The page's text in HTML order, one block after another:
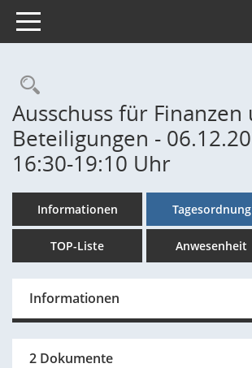
Toggle navigation
Rechercheauswahl
Ausschuss für Finanzen
Beteiligungen -
16:30-19:10 Uhr
Informationen Tagesordnung
TOP-Liste Anwesenheit
Informationen
2 Dokumente